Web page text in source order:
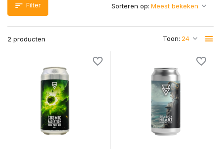
Filter
2 producten Toon:
Sorteren op: